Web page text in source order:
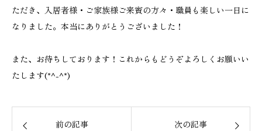
ただき、入居者様・ご家族様ご来賓の方々・職員も楽しい一日に
なりました。本当にありがとうございました！
また、お待ちしております！これからもどうぞよろしくお願いい
たします(*^-^*)
前の記事 次の記事